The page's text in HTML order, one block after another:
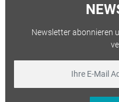
Newsletter abonnieren